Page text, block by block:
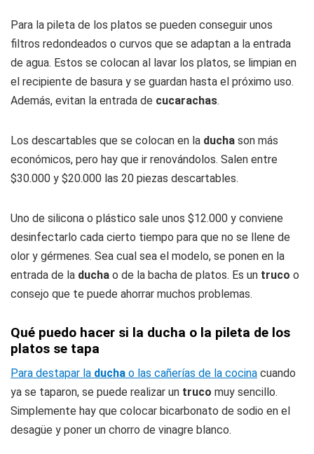
Para la pileta de los platos se pueden conseguir unos
filtros redondeados o curvos que se adaptan a la entrada
de agua. Estos se colocan al lavar los platos, se limpian en
el recipiente de basura y se guardan hasta el próximo uso.
Además, evitan la entrada de cucarachas.
Los descartables que se colocan en la ducha son más
económicos, pero hay que ir renovándolos. Salen entre
$30.000 y $20.000 las 20 piezas descartables.
Uno de silicona o plástico sale unos $12.000 y conviene
desinfectarlo cada cierto tiempo para que no se llene de
olor y gérmenes. Sea cual sea el modelo, se ponen en la
entrada de la ducha o de la bacha de platos. Es un truco o
consejo que te puede ahorrar muchos problemas.
Qué puedo hacer si la ducha o la pileta de los
platos se tapa
Para destapar la ducha o las cañerías de la cocina cuando
ya se taparon, se puede realizar un truco muy sencillo.
Simplemente hay que colocar bicarbonato de sodio en el
desagüe y poner un chorro de vinagre blanco.